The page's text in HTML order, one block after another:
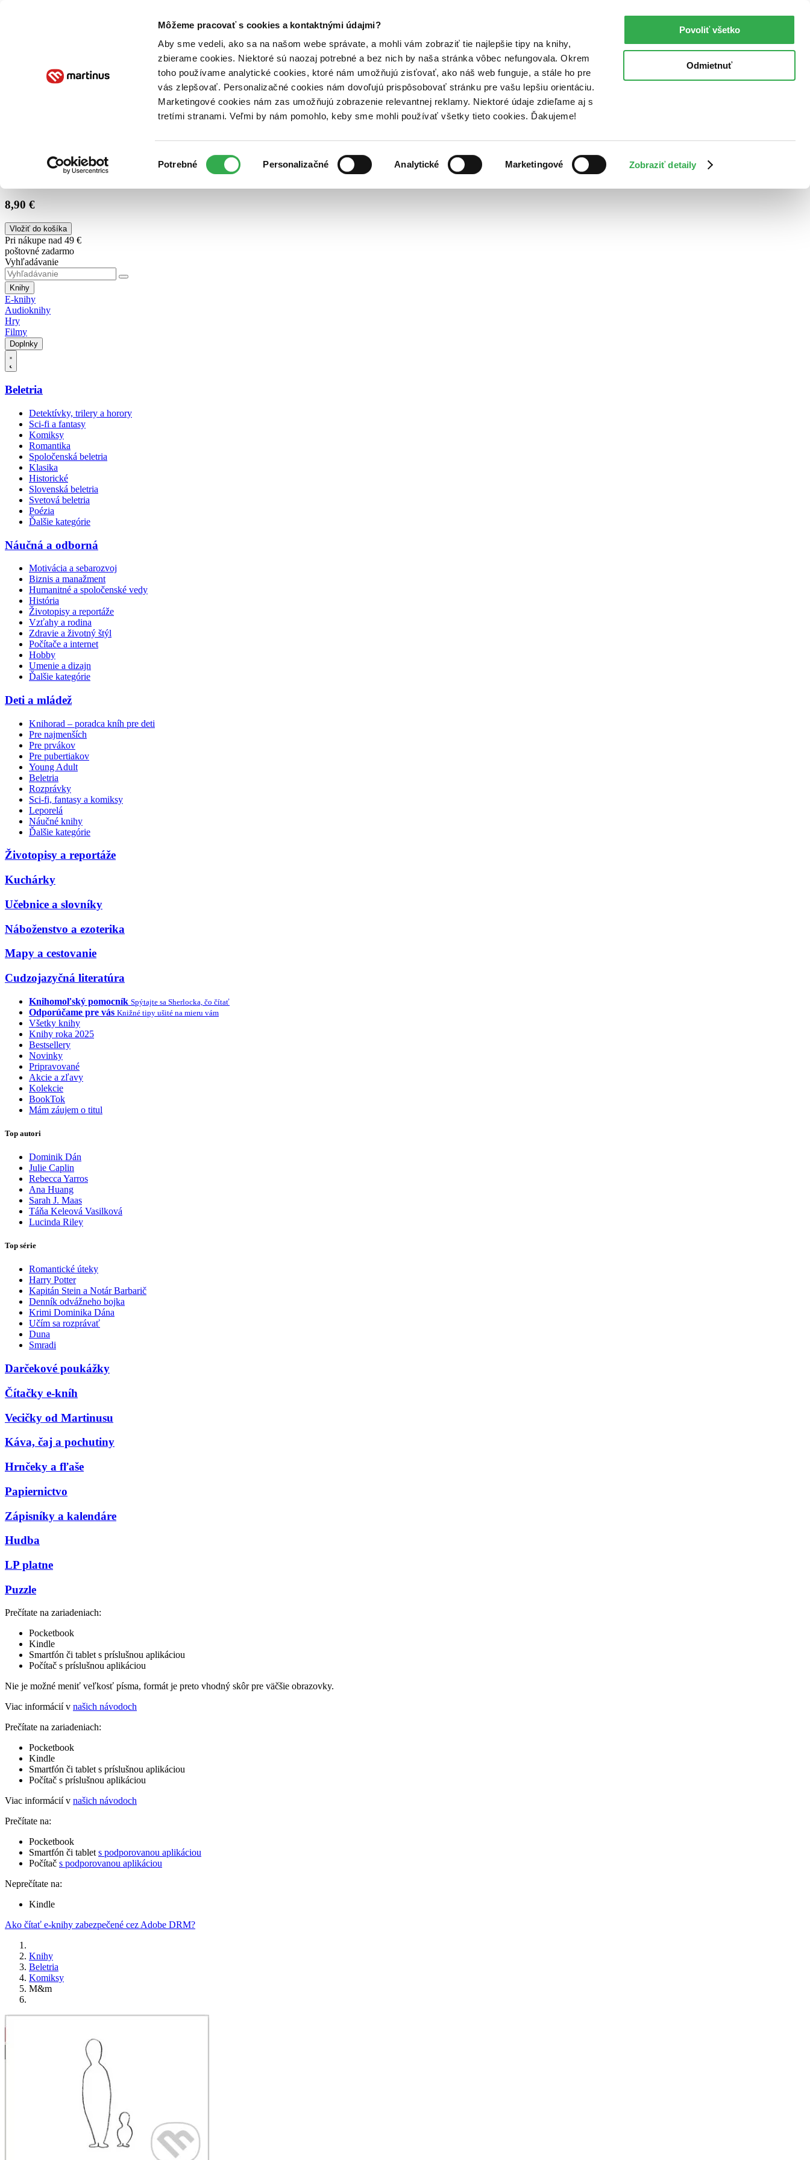
Môžeme pracovať s cookies a kontaktnými údajmi?
Aby sme vedeli, ako sa na našom webe správate, a mohli vám zobraziť tie najlepšie tipy na knihy,
zbierame cookies. Niektoré sú naozaj potrebné a bez nich by naša stránka vôbec nefungovala. Okrem
toho používame analytické cookies, ktoré nám umožňujú zisťovať, ako náš web funguje, a stále ho pre
vás zlepšovať. Personalizačné cookies nám dovoľujú prispôsobovať stránku pre vašu lepšiu orientáciu.
Marketingové cookies nám zas umožňujú zobrazenie relevantnej reklamy. Niektoré údaje zdieľame aj s
tretími stranami. Veľmi by nám pomohlo, keby sme mohli používať všetky tieto cookies. Ďakujeme!
súhlasu
Potrebné Personalizačné Analytické Marketingové Zobraziť detaily
Povoliť všetko
Odmietnuť
Poukážky Kontakt
8,90 €
Vložiť do košíka
Pri nákupe nad 49 €
poštovné zadarmo
Vyhľadávanie
Knihy
E-knihy
Audioknihy
Hry
Filmy
Doplnky
Beletria
Detektívky, trilery a horory
Sci-fi a fantasy
Komiksy
Romantika
Spoločenská beletria
Klasika
Historické
Slovenská beletria
Svetová beletria
Poézia
Ďalšie kategórie
Náučná a odborná
Motivácia a sebarozvoj
Biznis a manažment
Humanitné a spoločenské vedy
História
Životopisy a reportáže
Vzťahy a rodina
Zdravie a životný štýl
Počítače a internet
Hobby
Umenie a dizajn
Ďalšie kategórie
Deti a mládež
Knihorad – poradca kníh pre deti
Pre najmenších
Pre prvákov
Pre pubertiakov
Young Adult
Beletria
Rozprávky
Sci-fi, fantasy a komiksy
Leporelá
Náučné knihy
Ďalšie kategórie
Životopisy a reportáže
Kuchárky
Učebnice a slovníky
Náboženstvo a ezoterika
Mapy a cestovanie
Cudzojazyčná literatúra
Knihomoľský pomocník Spýtajte sa Sherlocka, čo čítať
Odporúčame pre vás Knižné tipy ušité na mieru vám
Všetky knihy
Knihy roka 2025
Bestsellery
Novinky
Pripravované
Akcie a zľavy
Kolekcie
BookTok
Mám záujem o titul
Top autori
Dominik Dán
Julie Caplin
Rebecca Yarros
Ana Huang
Sarah J. Maas
Táňa Keleová Vasilková
Lucinda Riley
Top série
Romantické úteky
Harry Potter
Kapitán Stein a Notár Barbarič
Denník odvážneho bojka
Krimi Dominika Dána
Učím sa rozprávať
Duna
Smradi
Darčekové poukážky
Čítačky e-kníh
Vecičky od Martinusu
Káva, čaj a pochutiny
Hrnčeky a fľaše
Papiernictvo
Zápisníky a kalendáre
Hudba
LP platne
Puzzle
Prečítate na zariadeniach:
Pocketbook
Kindle
Smartfón či tablet s príslušnou aplikáciou
Počítač s príslušnou aplikáciou
Nie je možné meniť veľkosť písma, formát je preto vhodný skôr pre väčšie obrazovky.
Viac informácií v našich návodoch
Prečítate na zariadeniach:
Pocketbook
Kindle
Smartfón či tablet s príslušnou aplikáciou
Počítač s príslušnou aplikáciou
Viac informácií v našich návodoch
Prečítate na:
Pocketbook
Smartfón či tablet s podporovanou aplikáciou
Počítač s podporovanou aplikáciou
Neprečítate na:
Kindle
Ako čítať e-knihy zabezpečené cez Adobe DRM?
Knihy
Beletria
Komiksy
M&m